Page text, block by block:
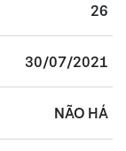
26
30/07/2021
NÃO HÁ